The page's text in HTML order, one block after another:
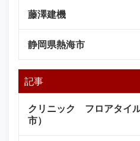
藤澤建機
静岡県熱海市
記事
クリニック フロアタイ
市）